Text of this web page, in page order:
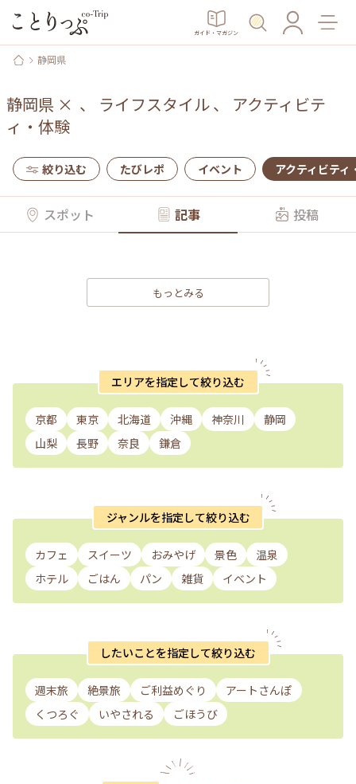
ガイド・マガジン
静岡県
静岡県 × 、 ライフスタイル、 アクティビテ
ィ・体験
絞り込む たびレポ イベント アクティビティ
スポット 記事 投稿
もっとみる
エリアを指定して絞り込む
京都 東京 北海道 沖縄 神奈川
静岡
山梨
長野 奈良 鎌倉
ジャンルを指定して絞り込む
カフェ スイーツ おみやげ 景色
温泉
ホテル
ごはん パン 雑貨 イベント
したいことを指定して絞り込む
週末旅 絶景旅 ご利益めぐり
アートさんぽ
くつろぐ
いやされる ごほうび